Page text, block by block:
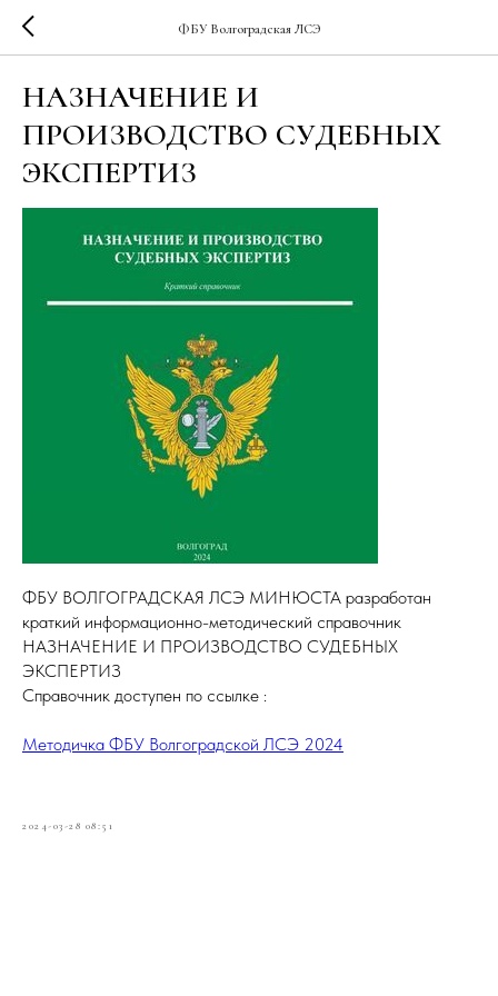
ФБУ Волгоградская ЛСЭ
НАЗНАЧЕНИЕ И
ПРОИЗВОДСТВО СУДЕБНЫХ
ЭКСПЕРТИЗ
ФБУ ВОЛГОГРАДСКАЯ ЛСЭ МИНЮСТА разработан
краткий информационно-методический справочник
НАЗНАЧЕНИЕ И ПРОИЗВОДСТВО СУДЕБНЫХ
ЭКСПЕРТИЗ
Справочник доступен по ссылке :
Методичка ФБУ Волгоградской ЛСЭ 2024
2024-03-28 08:51